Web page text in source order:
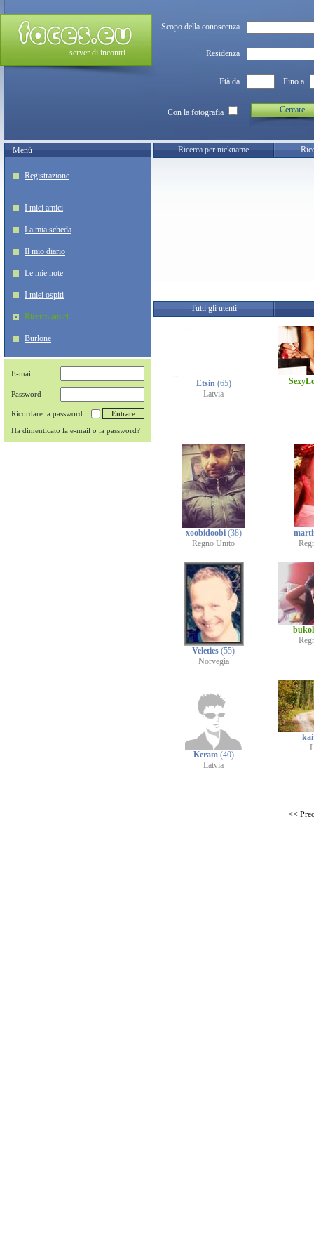
server di incontri
Scopo della conoscenza
Residenza
Età da Fino a
Con la fotografia Cercare
Menù
Registrazione
I miei amici
La mia scheda
Il mio diario
Le mie note
I miei ospiti
Ricerca amici
Burlone
E-mail
Password
Ricordare la password
Ha dimenticato la e-mail o la password?
Ricerca per nickname
Tutti gli utenti
Etsin (65)
Latvia
xoobidoobi (38)
Regno Unito
Veleties (55)
Norvegia
Keram (40)
Latvia
<<